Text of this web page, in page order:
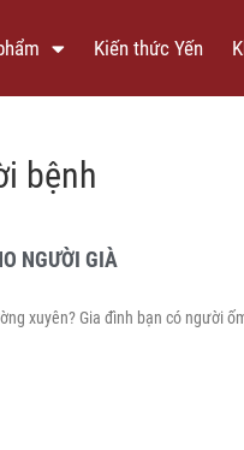
Kiến thức Yến
bệnh
NGƯỜI GIÀ
xuyên? Gia đình bạn có người